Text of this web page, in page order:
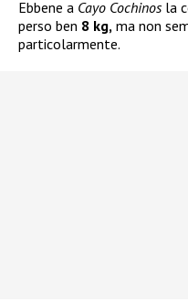
Ebbene a Cayo Cochinosla
perso ben 8 kg, ma non
particolarmente.